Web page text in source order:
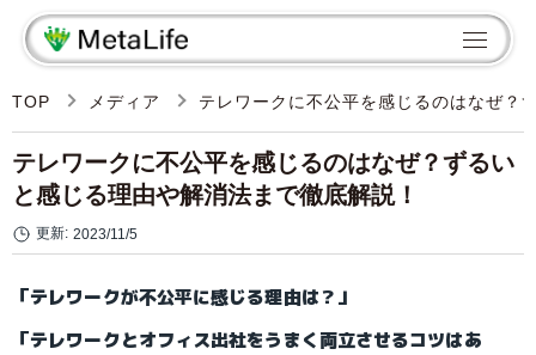
TOP メディア テレワークに不公平を感じるのはなぜ？
テレワークに不公平を感じるのはなぜ？ずるい
と感じる理由や解消法まで徹底解説！
更新: 2023/11/5
「テレワークが不公平に感じる理由は？」
「テレワークとオフィス出社をうまく両立させるコツはあ